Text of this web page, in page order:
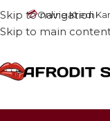
💳Online Kredi
Skip to navigation
Skip to main